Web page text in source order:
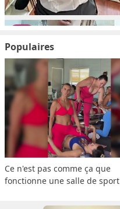
Populaires
Ce n'est pas comme ça que
fonctionne une salle de sport